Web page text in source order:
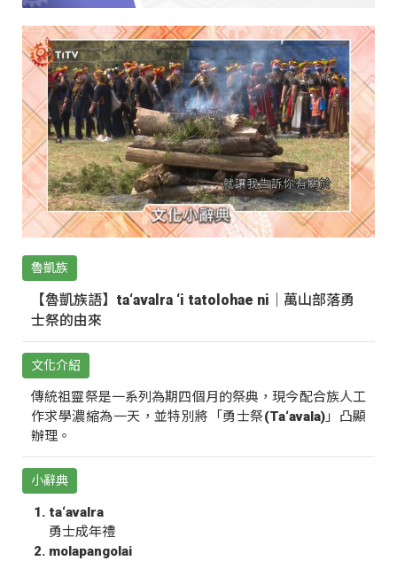
魯凱族
【魯凱族語】ta‘avalra ‘i tatolohae ni｜萬山部落勇
士祭的由來
文化介紹
傳統祖靈祭是一系列為期四個月的祭典，現今配合族人工
作求學濃縮為一天，並特別將「勇士祭(Ta‘avala)」凸顯
辦理。
小辭典
ta‘avalra
勇士成年禮
molapangolai